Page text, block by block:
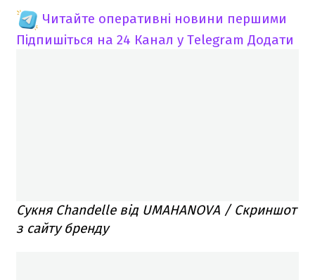
Читайте оперативні новини першими
Підпишіться на 24 Канал у Telegram Додати
Сукня Chandelle від UMAHANOVA / Скриншот
з сайту бренду